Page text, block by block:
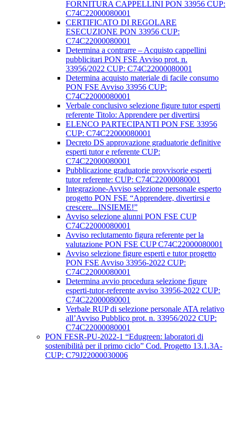
FORNITURA CAPPELLINI PON 33956 CUP:
C74C22000080001
CERTIFICATO DI REGOLARE
ESECUZIONE PON 33956 CUP:
C74C22000080001
Determina a contrarre – Acquisto cappellini
pubblicitari PON FSE Avviso prot. n.
33956/2022 CUP: C74C22000080001
Determina acquisto materiale di facile consumo
PON FSE Avviso 33956 CUP:
C74C22000080001
Verbale conclusivo selezione figure tutor esperti
referente Titolo: Apprendere per divertirsi
ELENCO PARTECIPANTI PON FSE 33956
CUP: C74C22000080001
Decreto DS approvazione graduatorie definitive
esperti tutor e referente CUP:
C74C22000080001
Pubblicazione graduatorie provvisorie esperti
tutor referente: CUP: C74C22000080001
Integrazione-Avviso selezione personale esperto
progetto PON FSE “Apprendere, divertirsi e
crescere...INSIEME!”
Avviso selezione alunni PON FSE CUP
C74C22000080001
Avviso reclutamento figura referente per la
valutazione PON FSE CUP C74C22000080001
Avviso selezione figure esperti e tutor progetto
PON FSE Avviso 33956-2022 CUP:
C74C22000080001
Determina avvio procedura selezione figure
esperti-tutor-referente avviso 33956-2022 CUP:
C74C22000080001
Verbale RUP di selezione personale ATA relativo
all’Avviso Pubblico prot. n. 33956/2022 CUP:
C74C22000080001
PON FESR-PU-2022-1 “Edugreen: laboratori di
sostenibilità per il primo ciclo” Cod. Progetto 13.1.3A-
CUP: C79J22000030006